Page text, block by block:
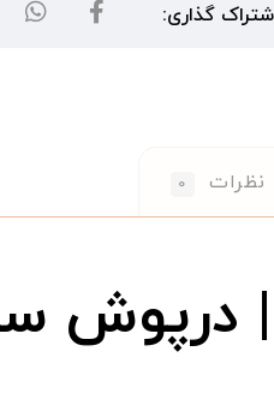
نظرات ۰